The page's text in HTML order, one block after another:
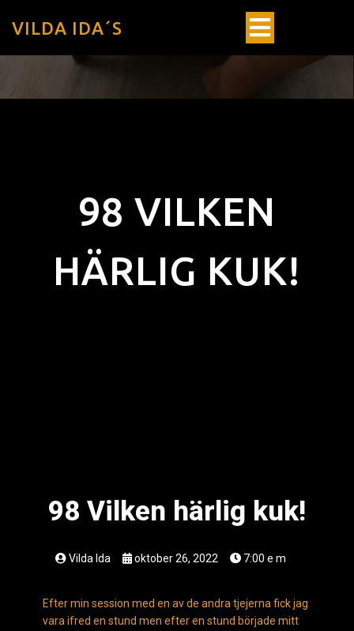
VILDA IDA´S
98 VILKEN
HÄRLIG KUK!
98 Vilken härlig kuk!
Vilda Ida oktober 26, 2022 7:00 e m
Efter min session med en av de andra tjejerna fick jag
vara ifred en stund men efter en stund började mitt